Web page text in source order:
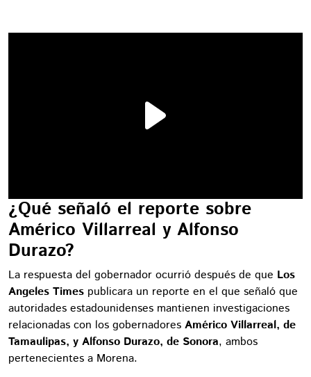
¿Qué señaló el reporte sobre
Américo Villarreal y Alfonso
Durazo?
La respuesta del gobernador ocurrió después de que Los
Angeles Times publicara un reporte en el que señaló que
autoridades estadounidenses mantienen investigaciones
relacionadas con los gobernadores Américo Villarreal, de
Tamaulipas, y Alfonso Durazo, de Sonora, ambos
pertenecientes a Morena.